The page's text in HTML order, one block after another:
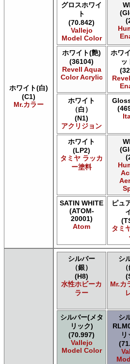
AK INTERACTIVE AK Acrylics
AK INTERACTIVE AK Extreme
AK INTERACTIVE AK Real Color
AK INTERACTIVE 新 Real Color
ALCLAD II ALCLAD II
Acrylicos Vallejo Vallejo
Acrylicos Vallejo Vallejo Game
Acrylicos Vallejo Vallejo Game
Acrylicos Vallejo Vallejo Hobby
Acrylicos Vallejo Vallejo Liquid
Acrylicos Vallejo Vallejo Mecha
Acrylicos Vallejo Vallejo Metal
Acrylicos Vallejo Vallejo Model Air
Acrylicos Vallejo Vallejo Model
Acrylicos Vallejo Vallejo Panzer
Acrylicos Vallejo Vallejo Pigment
Acrylicos Vallejo Vallejo Premium
Acrylicos Vallejo Vallejo Wash FX
Acrylicos Vallejo Vallejo
Acrylicos Vallejo Vallejo Xpress
E7 Paints E7 Paints
E7 Paints Humbrol Acrylic
Games Workshop Limited
Games Workshop Limited
Games Workshop Limited 先
HATAKA HOBBY Hataka
Humbrol - Hornby Hobbies
Humbrol of Hornby Hobbies
ICM ICM Paints
Lifecolor Lifecolor
Meng Meng Color
Mig Jimenez Ammo Acrylics
Mig Jimenez Atom
Mission Models Mission Models
Mr. Paint MRP Mr Paint Products
ホワイト(白)
(C1)
Mr.カラー
グロスホワイ
ト
(70.842)
Vallejo
Model Color
ホワイト(艶)
(36104)
Revell Aqua
Color Acrylic
ホワ
ッ
ホワイト
（白）
(N1)
アクリジョン
ホワイト
(LP2)
タミヤ ラッカ
ー塗料
SATIN WHITE
(ATOM-
20001)
Atom
ピュ
タミ
シルバー
（銀）
(H8)
水性ホビーカ
ラー
シ
Mr.カ
シルバー(メタ
リック)
(70.997)
Vallejo
Model Color
シ
リ